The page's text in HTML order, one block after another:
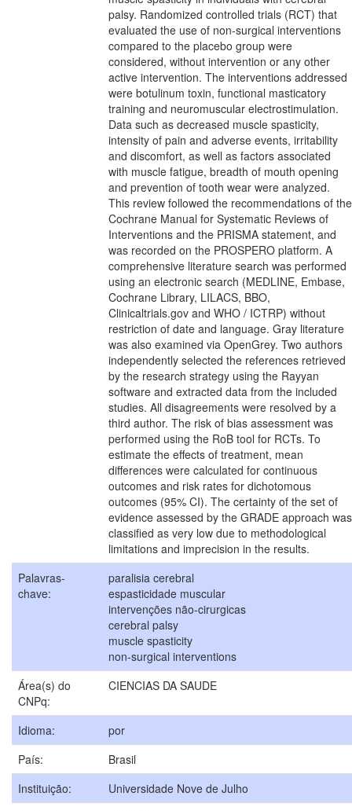
palsy. Randomized controlled trials (RCT) that
evaluated the use of non-surgical interventions
compared to the placebo group were
considered, without intervention or any other
active intervention. The interventions addressed
were botulinum toxin, functional masticatory
training and neuromuscular electrostimulation.
Data such as decreased muscle spasticity,
intensity of pain and adverse events, irritability
and discomfort, as well as factors associated
with muscle fatigue, breadth of mouth opening
and prevention of tooth wear were analyzed.
This review followed the recommendations of the
Cochrane Manual for Systematic Reviews of
Interventions and the PRISMA statement, and
was recorded on the PROSPERO platform. A
comprehensive literature search was performed
using an electronic search (MEDLINE, Embase,
Cochrane Library, LILACS, BBO,
Clinicaltrials.gov and WHO / ICTRP) without
restriction of date and language. Gray literature
was also examined via OpenGrey. Two authors
independently selected the references retrieved
by the research strategy using the Rayyan
software and extracted data from the included
studies. All disagreements were resolved by a
third author. The risk of bias assessment was
performed using the RoB tool for RCTs. To
estimate the effects of treatment, mean
differences were calculated for continuous
outcomes and risk rates for dichotomous
outcomes (95% CI). The certainty of the set of
evidence assessed by the GRADE approach was
classified as very low due to methodological
limitations and imprecision in the results.
Palavras-
chave:
paralisia cerebral
espasticidade muscular
intervenções não-cirurgicas
cerebral palsy
muscle spasticity
non-surgical interventions
Área(s) do
CNPq:
CIENCIAS DA SAUDE
Idioma:
por
País:
Brasil
Instituição:
Universidade Nove de Julho